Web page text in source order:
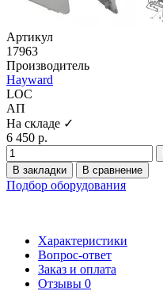
Артикул
17963
Производитель
Hayward
LOC
АП
На складе ✓
6 450 р.
В закладки
В сравнение
Подбор оборудования
Характеристики
Вопрос-ответ
Заказ и оплата
Отзывы 0